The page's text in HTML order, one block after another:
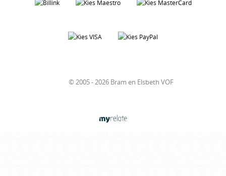
© 2005 - 2026 Bram en Elsbeth VOF